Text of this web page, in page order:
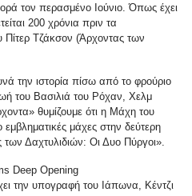
τον περασμένο Ιούνιο. Όπως έχει
200 χρόνια πριν τα
Πίτερ Τζάκσον (Άρχοντας των
την ιστορία πίσω από το φρούριο
του Βασιλιά του Ρόχαν, Χελμ
θυμίζουμε ότι η Μάχη του
μάχες στην δεύτερη
Δαχτυλιδιών: Οι Δυο Πύργοι».
Deep Opening
την υπογραφή του Ιάπωνα, Κέντζι